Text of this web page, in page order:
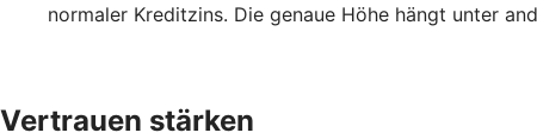
normaler Kreditzins. Die genaue Höhe hängt unter
Vertrauen stärken